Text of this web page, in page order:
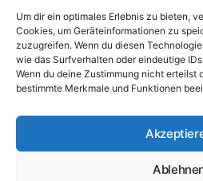
Um dir ein optimales Erlebnis zu bieten,
Cookies, um Geräteinformationen zu
zuzugreifen. Wenn du diesen
wie das Surfverhalten oder eindeutige
Wenn du deine Zustimmung nicht erteilst
bestimmte Merkmale und Funktionen
In der modernen
selbstständige Tätigkeit als
logistikbranche.net 3. Dezember 2025